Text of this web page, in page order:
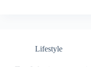
Lifestyle